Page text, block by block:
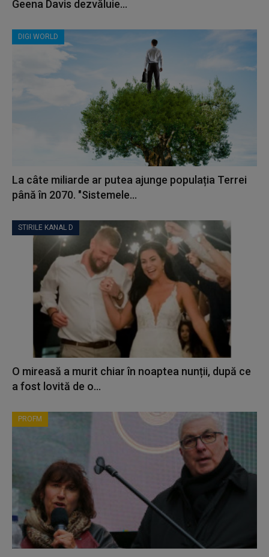
Geena Davis dezvăluie...
DIGI WORLD
La câte miliarde ar putea ajunge populația Terrei
până în 2070. "Sistemele...
STIRILE KANAL D
O mireasă a murit chiar în noaptea nunții, după ce
a fost lovită de o...
PROFM